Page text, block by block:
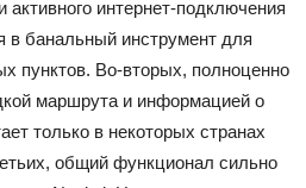
активного интернет-подключения
в банальный инструмент для
пунктов. Во-вторых, полноценно
маршрута и информацией о
только в некоторых странах
общий функционал сильно